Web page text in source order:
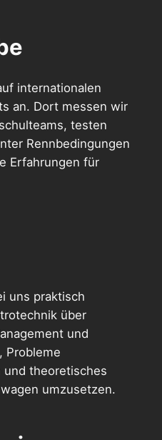
internationalen
an. Dort messen wir
testen
Rennbedingungen
Erfahrungen für
uns praktisch
über
und
Probleme
theoretisches
umzusetzen.